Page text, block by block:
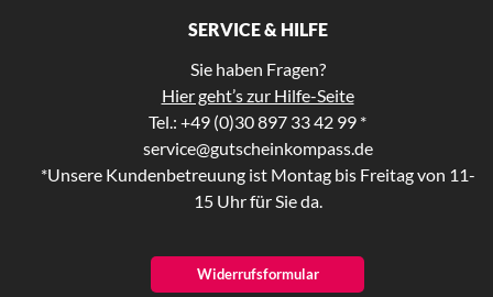
SERVICE & HILFE
Sie haben Fragen?
Hier geht’s zur Hilfe-Seite
Tel.: +49 (0)30 897 33 42 99 *
service@gutscheinkompass.de
*Unsere Kundenbetreuung ist Montag bis Freitag von 11-
15 Uhr für Sie da.
Widerrufsformular